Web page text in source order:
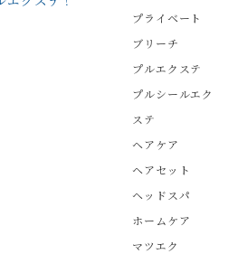
プライベート
ブリーチ
プルエクステ
プルシールエク
ステ
ヘアケア
ヘアセット
ヘッドスパ
ホームケア
マツエク